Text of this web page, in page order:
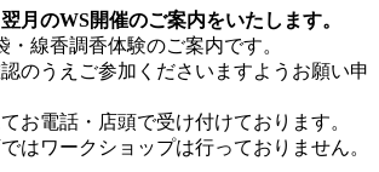
月のWS開催のご案内をいたします。
・線香調香体験のご案内です。
のうえご参加くださいますようお願い申
お電話・店頭で受け付けております。
はワークショップは行っておりません。